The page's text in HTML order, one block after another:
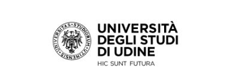
Passa al contenuto principale